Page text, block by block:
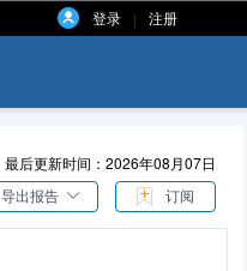
登录 | 注册
最后更新时间：2026年08月07日
导出报告 订阅